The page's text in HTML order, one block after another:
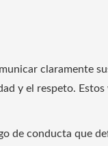
claramente
y el respeto.
de conducta que